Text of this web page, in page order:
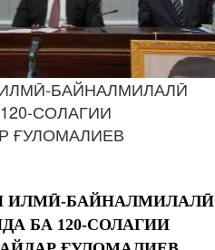
БАЙНАЛМИЛАЛӢ
СОЛАГИИ
ҒУЛОМАЛИЕВ
ИЛМӢ-БАЙНАЛМИЛАЛӢ
БА 120-СОЛАГИИ